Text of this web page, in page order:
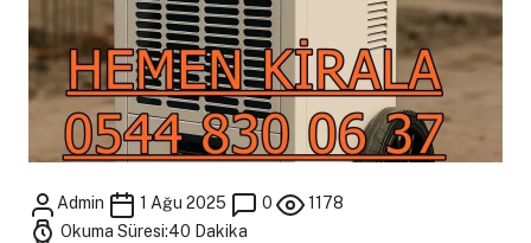
Admin 1 Ağu 2025 0
1178
Okuma Süresi:40 Dakika